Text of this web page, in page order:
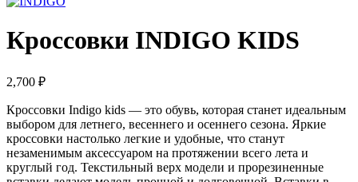
Кроссовки INDIGO KIDS
2,700 ₽
Кроссовки Indigo kids — это обувь, которая станет идеальным
выбором для летнего, весеннего и осеннего сезона. Яркие
кроссовки настолько легкие и удобные, что станут
незаменимым аксессуаром на протяжении всего лета и
круглый год. Текстильный верх модели и прорезиненные